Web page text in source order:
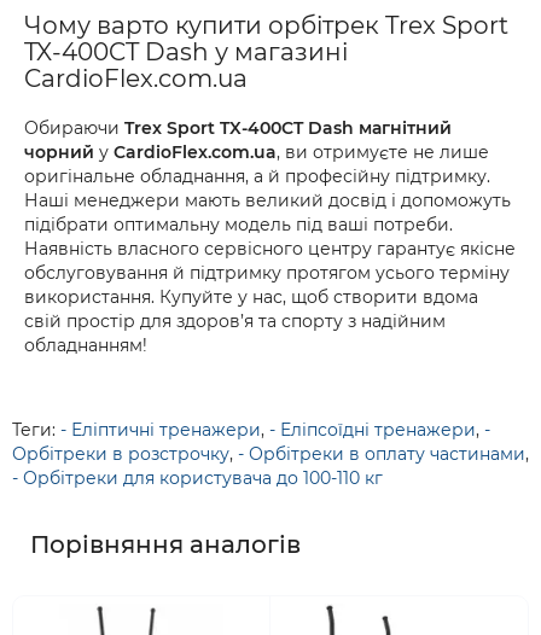
Чому варто купити орбітрек Trex Sport
TX-400CT Dash у магазині
CardioFlex.com.ua
Обираючи Trex Sport TX-400CT Dash магнітний
чорний у CardioFlex.com.ua, ви отримуєте не лише
оригінальне обладнання, а й професійну підтримку.
Наші менеджери мають великий досвід і допоможуть
підібрати оптимальну модель під ваші потреби.
Наявність власного сервісного центру гарантує якісне
обслуговування й підтримку протягом усього терміну
використання. Купуйте у нас, щоб створити вдома
свій простір для здоров’я та спорту з надійним
обладнанням!
Теги: - Еліптичні тренажери, - Еліпсоїдні тренажери, -
Орбітреки в розстрочку, - Орбітреки в оплату частинами,
- Орбітреки для користувача до 100-110 кг
Порівняння аналогів